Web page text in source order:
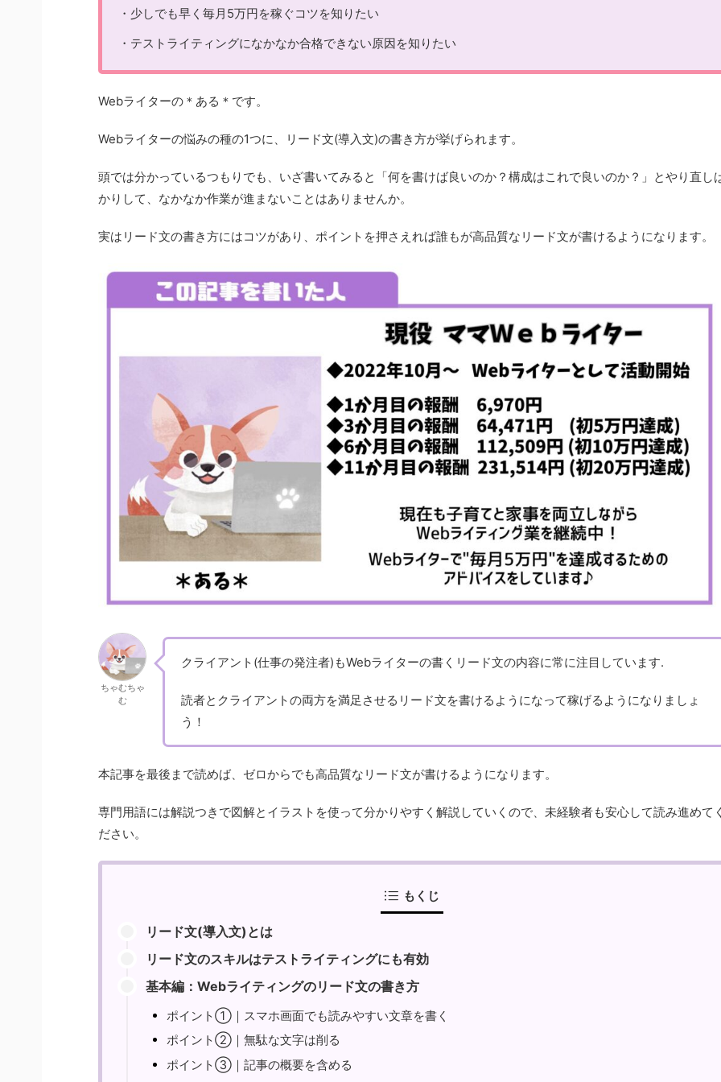
・少しでも早く毎月5万円を稼ぐコツを知りたい
・テストライティングになかなか合格できない原因を知りたい
Webライターの＊ある＊です。
Webライターの悩みの種の1つに、リード文(導入文)の書き方が挙げられます。
頭では分かっているつもりでも、いざ書いてみると「何を書けば良いのか？構成はこれで良いのか？」とやり直し
かりして、なかなか作業が進まないことはありませんか。
実はリード文の書き方にはコツがあり、ポイントを押さえれば誰もが高品質なリード文が書けるようになります。
ちゃむちゃ
む
クライアント(仕事の発注者)もWebライターの書くリード文の内容に常に注目しています.
読者とクライアントの両方を満足させるリード文を書けるようになって稼げるようになりましょ
う！
本記事を最後まで読めば、ゼロからでも高品質なリード文が書けるようになります。
専門用語には解説つきで図解とイラストを使って分かりやすく解説していくので、未経験者も安心して読み進めて
ださい。
もくじ
リード文(導入文)とは
リード文のスキルはテストライティングにも有効
基本編：Webライティングのリード文の書き方
ポイント①｜スマホ画面でも読みやすい文章を書く
ポイント②｜無駄な文字は削る
ポイント③｜記事の概要を含める